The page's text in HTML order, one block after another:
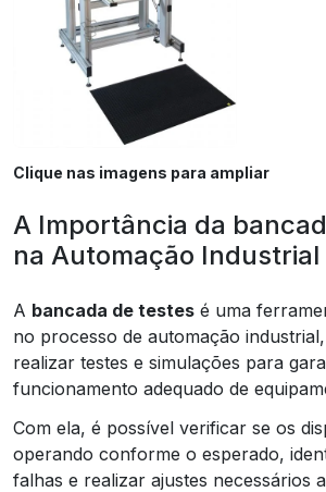
Clique nas imagens para ampliar
A Importância da
na Automação Industrial
A bancada de testes é uma
no processo de automação
realizar testes e simulações para
funcionamento adequado de
Com ela, é possível verificar se os
operando conforme o esperado,
falhas e realizar ajustes necessários